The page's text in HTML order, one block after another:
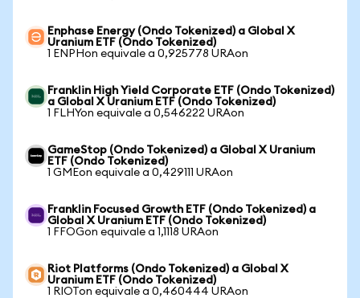
Enphase Energy (Ondo Tokenized) a Global X
Uranium ETF (Ondo Tokenized)
1 ENPHon equivale a 0,925778 URAon
Franklin High Yield Corporate ETF (Ondo Tokenized)
a Global X Uranium ETF (Ondo Tokenized)
1 FLHYon equivale a 0,546222 URAon
GameStop (Ondo Tokenized) a Global X Uranium
ETF (Ondo Tokenized)
1 GMEon equivale a 0,429111 URAon
Franklin Focused Growth ETF (Ondo Tokenized) a
Global X Uranium ETF (Ondo Tokenized)
1 FFOGon equivale a 1,1118 URAon
Riot Platforms (Ondo Tokenized) a Global X
Uranium ETF (Ondo Tokenized)
1 RIOTon equivale a 0,460444 URAon